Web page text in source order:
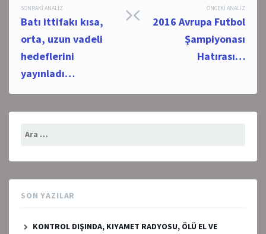
Post
navigation
ÖNCEKI ANALIZ
2016 Avrupa Futbol
Şampiyonası
Hatırası…
SONRAKI ANALIZ
Batı ittifakı kısa,
orta, uzun vadeli
hedeflerini
yayınladı…
Arama:
SON YAZILAR
KONTROL DIŞINDA, KIYAMET RADYOSU, ÖLÜ EL VE